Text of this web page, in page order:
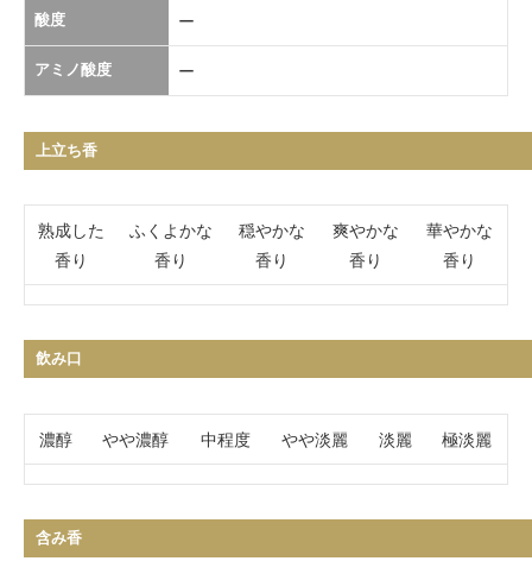
酸度 ー
アミノ酸度 ー
上立ち香
熟成した
香り
ふくよかな
香り
穏やかな
香り
爽やかな
香り
華やかな
香り
飲み口
濃醇 やや濃醇 中程度 やや淡麗 淡麗 極淡麗
含み香